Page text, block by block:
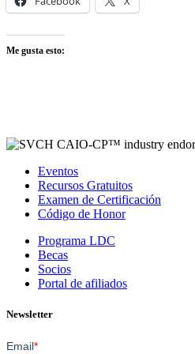
Me gusta esto:
Eventos
Recursos Gratuitos
Examen de Certificación
Código de Honor
Programa LDC
Becas
Socios
Portal de afiliados
Newsletter